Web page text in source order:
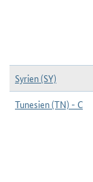
Syrien (SY)
Tunesien (TN) - C